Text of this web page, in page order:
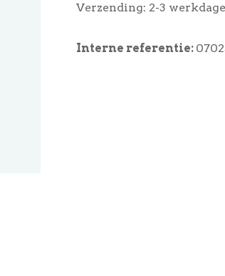
Verzending: 2-3
Interne referentie: